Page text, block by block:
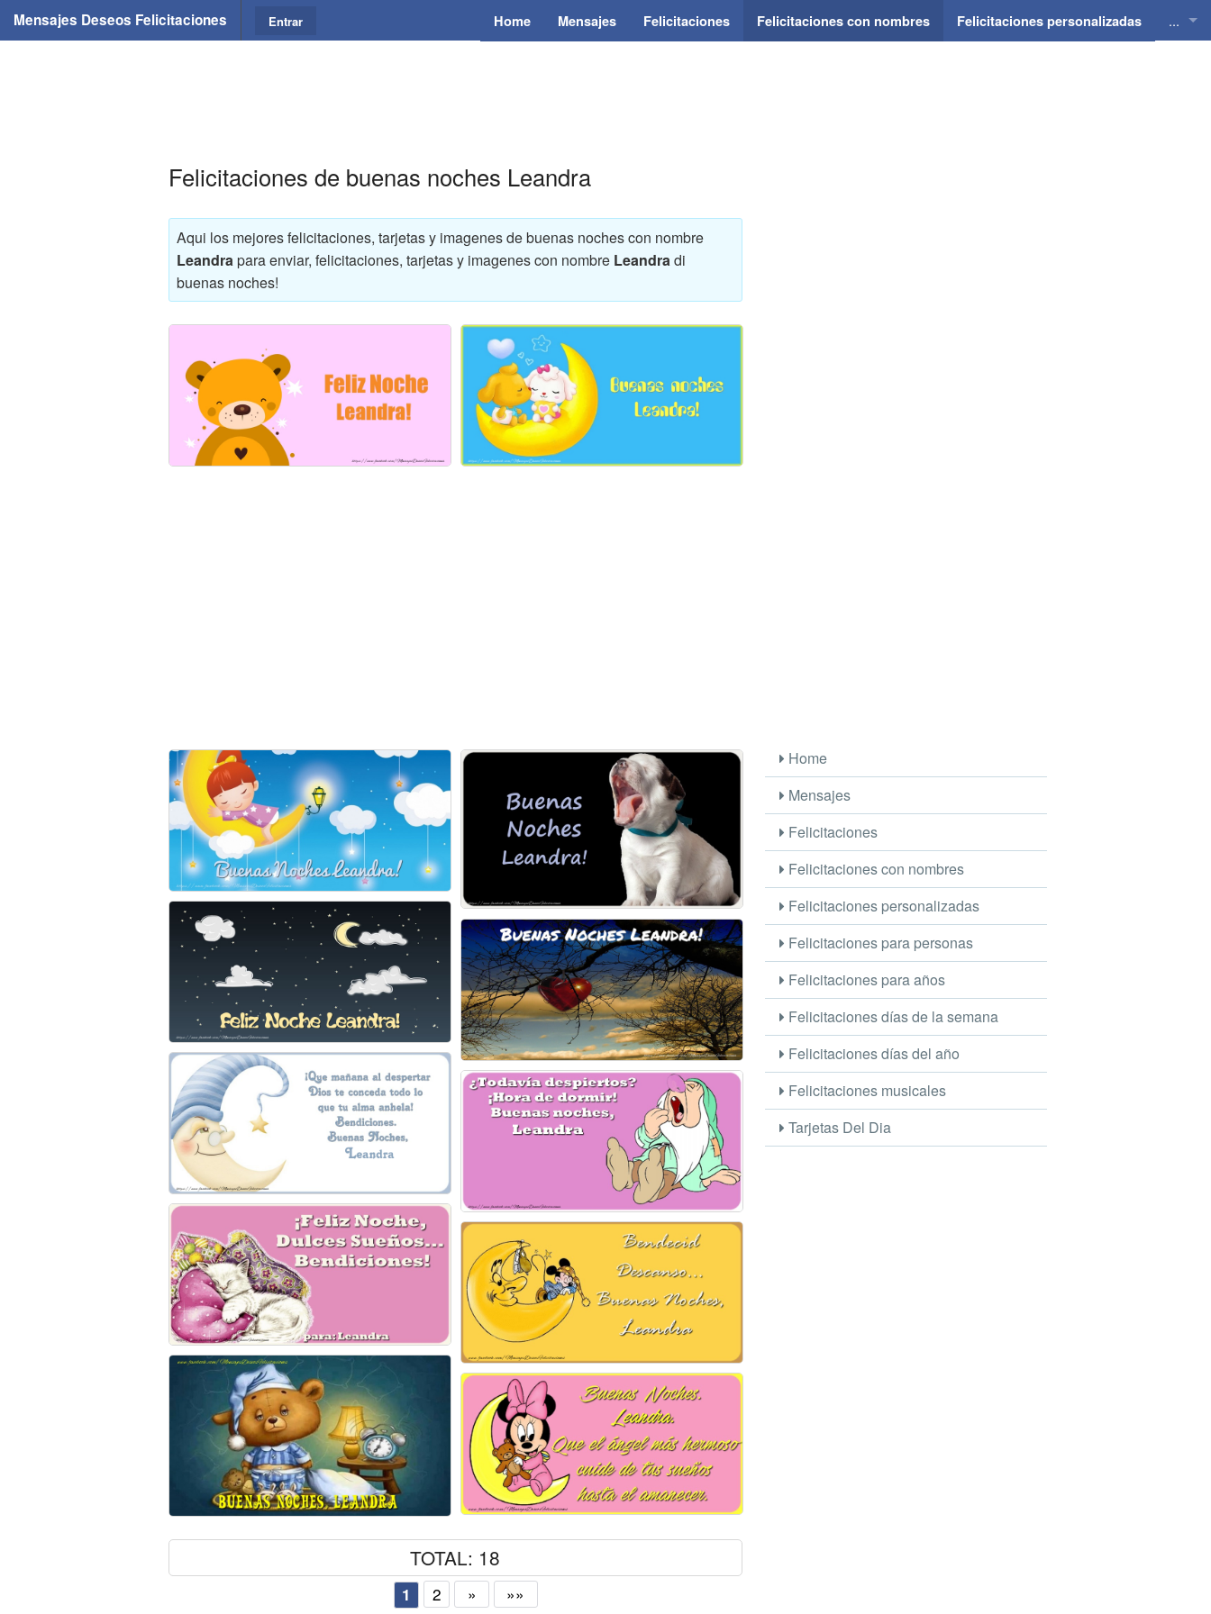
Mensajes Deseos Felicitaciones Home Mensajes Felicitaciones Felicitaciones con nombres Felicitaciones personalizadas ...
Entrar
Felicitaciones de buenas noches Leandra
Aqui los mejores felicitaciones, tarjetas y imagenes de buenas noches con nombre
Leandra para enviar, felicitaciones, tarjetas y imagenes con nombre Leandra di
buenas noches!
TOTAL: 18
1 2 » »»
Home
Mensajes
Felicitaciones
Felicitaciones con nombres
Felicitaciones personalizadas
Felicitaciones para personas
Felicitaciones para años
Felicitaciones días de la semana
Felicitaciones días del año
Felicitaciones musicales
Tarjetas Del Dia